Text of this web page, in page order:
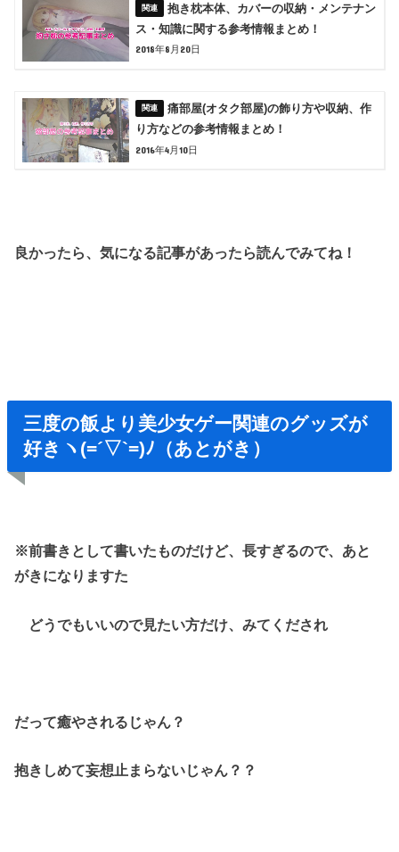
抱き枕本体、カバーの収納・メンテナン
ス・知識に関する参考情報まとめ！
2018年8月20日
痛部屋(オタク部屋)の飾り方や収納、作
り方などの参考情報まとめ！
2016年4月10日
良かったら、気になる記事があったら読んでみてね！
三度の飯より美少女ゲー関連のグッズが
好きヽ(=´▽`=)ﾉ（あとがき）
※前書きとして書いたものだけど、長すぎるので、あと
がきになりますた
どうでもいいので見たい方だけ、みてくだされ
だって癒やされるじゃん？
抱きしめて妄想止まらないじゃん？？